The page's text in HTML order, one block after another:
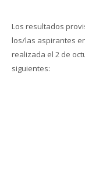
Los resultados
los/las aspirantes
realizada el 2 de
siguientes: